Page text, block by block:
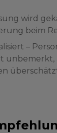
wird
beim
–
unbemerkt,